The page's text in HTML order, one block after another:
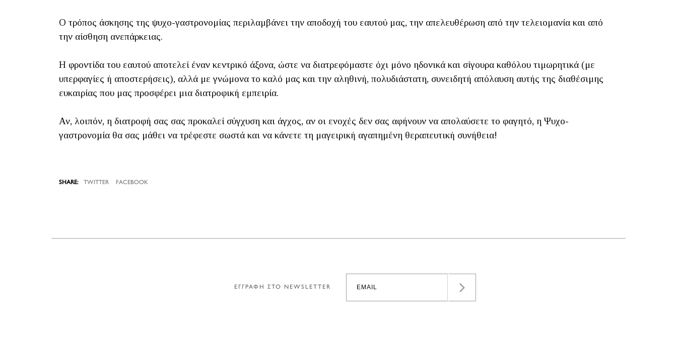
Ο τρόπος άσκησης της ψυχο-γαστρονομίας περιλαμβάνει την αποδοχή του εαυτού μας, την απελευθέρωση από την τελειομανία και από
την αίσθηση ανεπάρκειας.
Η φροντίδα του εαυτού αποτελεί έναν κεντρικό άξονα, ώστε να διατρεφόμαστε όχι μόνο ηδονικά και σίγουρα καθόλου τιμωρητικά (με
υπερφαγίες ή αποστερήσεις), αλλά με γνώμονα το καλό μας και την αληθινή, πολυδιάστατη, συνειδητή απόλαυση αυτής της διαθέσιμης
ευκαιρίας που μας προσφέρει μια διατροφική εμπειρία.
Αν, λοιπόν, η διατροφή σας σας προκαλεί σύγχυση και άγχος, αν οι ενοχές δεν σας αφήνουν να απολαύσετε το φαγητό, η Ψυχο-
γαστρονοµία θα σας μάθει να τρέφεστε σωστά και να κάνετε τη μαγειρική αγαπημένη θεραπευτική συνήθεια!
TWITTER FACEBOOK
ΕΓΓΡΑΦΗ ΣΤΟ NEWSLETTER